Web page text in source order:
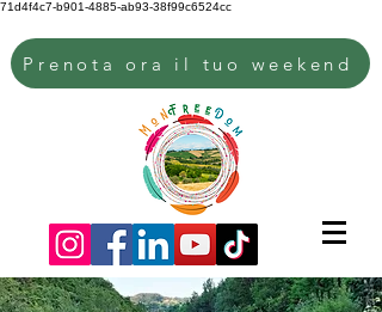
71d4f4c7-b901-4885-ab93-38f99c6524cc
Prenota ora il tuo weekend